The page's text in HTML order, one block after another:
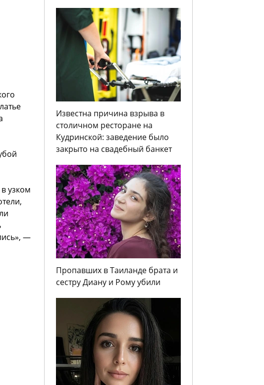
узком
—
Известна причина взрыва в
столичном ресторане на
Кудринской: заведение было
закрыто на свадебный банкет
Пропавших в Таиланде брата и
сестру Диану и Рому убили